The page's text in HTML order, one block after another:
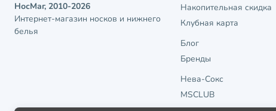
НосМаг, 2010-2026
Интернет-магазин носков и нижнего
белья
Накопительная скидка
Клубная карта
Блог
Бренды
Нева-Сокс
MSCLUB